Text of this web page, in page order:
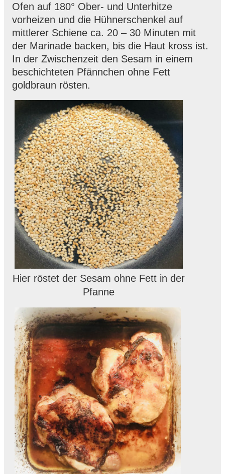
Ofen auf 180° Ober- und Unterhitze
vorheizen und die Hühnerschenkel auf
mittlerer Schiene ca. 20 – 30 Minuten mit
der Marinade backen, bis die Haut kross ist.
In der Zwischenzeit den Sesam in einem
beschichteten Pfännchen ohne Fett
goldbraun rösten.
Hier röstet der Sesam ohne Fett in der
Pfanne